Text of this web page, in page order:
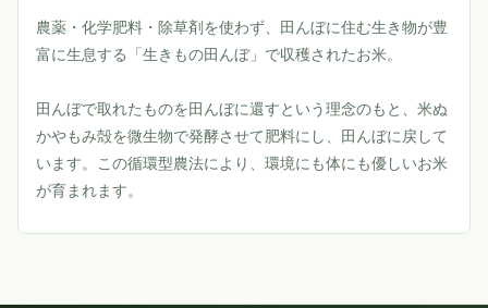
農薬・化学肥料・除草剤を使わず、田んぼに住む生き物が豊
富に生息する「生きもの田んぼ」で収穫されたお米。
田んぼで取れたものを田んぼに還すという理念のもと、米ぬ
かやもみ殻を微生物で発酵させて肥料にし、田んぼに戻して
います。この循環型農法により、環境にも体にも優しいお米
が育まれます。